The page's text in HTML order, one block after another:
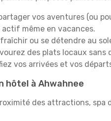
vos aventures (ou
actif même en vacances.
ou se détendre au
des plats locaux
vos arrivées et vos
hôtel à Ahwahnee
des attractions, spa